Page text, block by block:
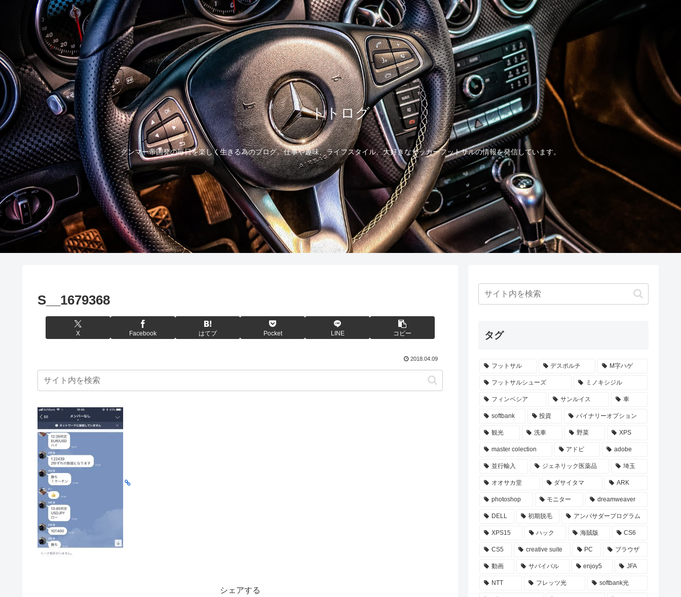
トトログ
グンマー帝国発の毎日を楽しく生きる為のブログ。仕事や趣味、ライフスタイル、大好きなサッカーフットサルの情報を発信しています。
S__1679368
X Facebook はてブ Pocket LINE コピー
2018.04.09
シェアする
タグ
フットサル デスポルチ M字ハゲ
フットサルシューズ ミノキシジル
フィンペシア サンルイス 車
softbank 投資 バイナリーオプション
観光 洗車 野菜 XPS
master colection アドビ adobe
並行輸入 ジェネリック医薬品 埼玉
オオサカ堂 ダサイタマ ARK
photoshop モニター dreamweaver
DELL 初期脱毛 アンバサダープログラム
XPS15 ハック 海賊版 CS6
CS5 creative suite PC ブラウザ
動画 サバイバル enjoy5 JFA
NTT フレッツ光 softbank光